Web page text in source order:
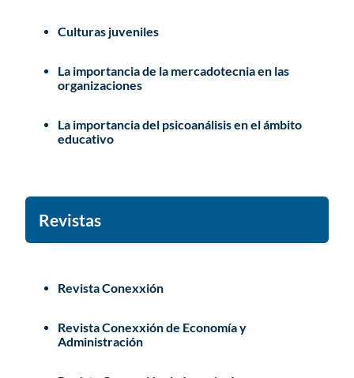
Culturas juveniles
La importancia de la mercadotecnia en las
organizaciones
La importancia del psicoanálisis en el ámbito
educativo
Revistas
Revista Conexxión
Revista Conexxión de Economía y
Administración